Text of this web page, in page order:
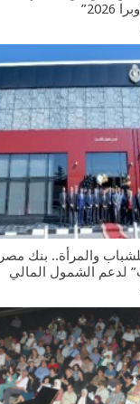
والمرأة.. بنك
لدعم الشمول المالي